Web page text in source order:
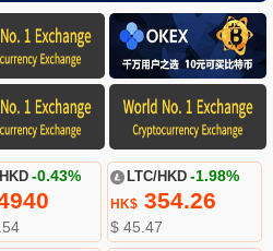
-0.43% LTC/HKD -1.98%
HK$354.26
$ 45.47